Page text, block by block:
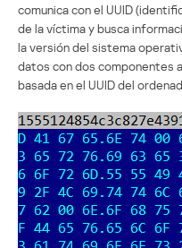
comunica con el UUID
de la víctima y busca
la versión del sistema
datos con dos componentes
basada en el UUID del